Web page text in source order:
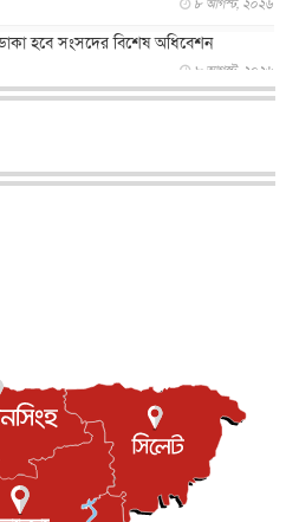
৮ আগস্ট, ২০২৬
: ডাকা হবে সংসদের বিশেষ অধিবেশন
৮ আগস্ট, ২০২৬
খুদে শিল্পী অনুশ্রী রায়ের স্বপ...
সঙ্গে প্রতিরক্ষা চুক্তি সৌদি আরবকে কতটা ন...
: পাকিস্তানির অপরাধে অস্বস্তি...
সম্পর্ক পুনঃস্থাপন করছে মেক্সিকো ও
পেল ‘মালিক’
৮ আগস্ট, ২০২৬
রদ্রির জন্য বার্সার কাছে কত চাইল ম্যানসিটি